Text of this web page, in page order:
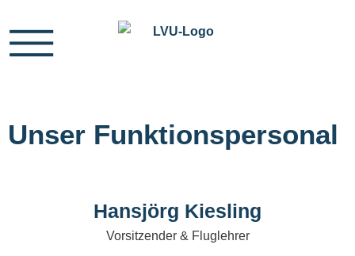
Unser Funktions­personal
Hansjörg Kiesling
Vorsitzender & Fluglehrer